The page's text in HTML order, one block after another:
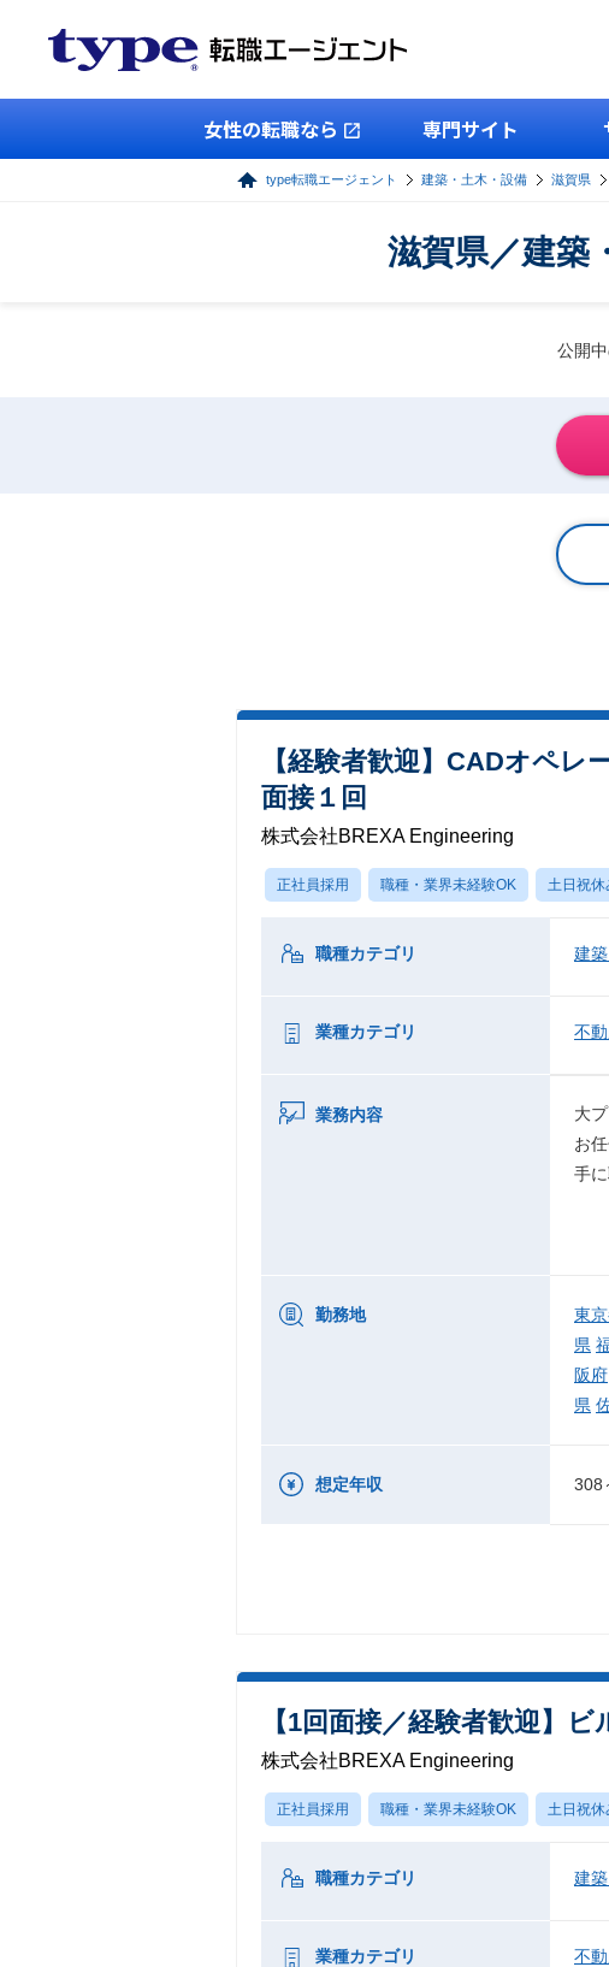
女性の転職なら 専門サイト
type転職エージェント 建築・土木・設備 滋賀県
滋賀県／建築
公開
【経験者歓迎】CADオペレ
面接１回
株式会社BREXA Engineering
正社員採用 職種・業界未経験OK 土日祝休
職種カテゴリ 建
業種カテゴリ 不
業務内容
大
お
手
勤務地 東
県
阪府
県
想定年収 308
【1回面接／経験者歓迎】
株式会社BREXA Engineering
正社員採用 職種・業界未経験OK 土日祝休
職種カテゴリ 建
業種カテゴリ 不